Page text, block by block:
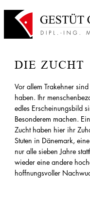
Zum
Inhalt
springen
DIE ZUCHT
Vor allem Trakehner
haben. Ihr
edles Erscheinungsbild
Besonderem machen.
Zucht haben hier ihr
Stuten in Dänemark,
nur alle sieben Jahre
wieder eine andere
hoffnungsvoller